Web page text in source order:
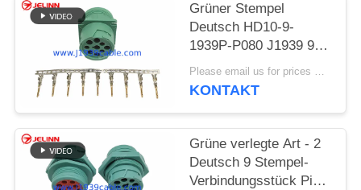
Grüner Stempel
Deutsch HD10-9-
1939P-P080 J1939 9
Pin Connector Type 2 Please email us for prices MOQ:100 PC
KONTAKT
Grüne verlegte Art - 2
Deutsch 9 Stempel-
Verbindungsstück Pin